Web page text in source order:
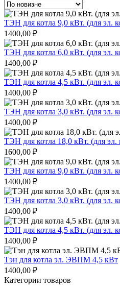
ТЭН для котла 9,0 кВт. (для
1400,00 ₽
ТЭН для котла 6,0 кВт. (для
1400,00 ₽
ТЭН для котла 4,5 кВт. (для
1400,00 ₽
ТЭН для котла 3,0 кВт. (для
1400,00 ₽
ТЭН для котла 18,0 кВт. (для
1600,00 ₽
ТЭН для котла 9,0 кВт. (для эл.
1400,00 ₽
ТЭН для котла 3,0 кВт. (для эл.
1400,00 ₽
ТЭН для котла 4,5 кВт. (для эл.
1400,00 ₽
Тэн для котла эл. ЭВПМ 4,5 кВт
1400,00 ₽
Категории товаров